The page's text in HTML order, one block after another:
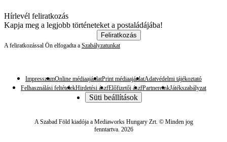
Hírlevél feliratkozás
Kapja meg a legjobb történeteket a postaládájába!
Feliratkozás
A feliratkozással Ön elfogadta a Szabályzatunkat
ImpresszumOnline médiaajánlatPrint médiaajánlatAdatvédelmi tájékoztató
Felhasználási feltételekHirdetési ászfElőfizetői ászfPartnereinkJátékszabályzat
Süti beállítások
A Szabad Föld kiadója a Mediaworks Hungary Zrt. © Minden jog
fenntartva. 2026